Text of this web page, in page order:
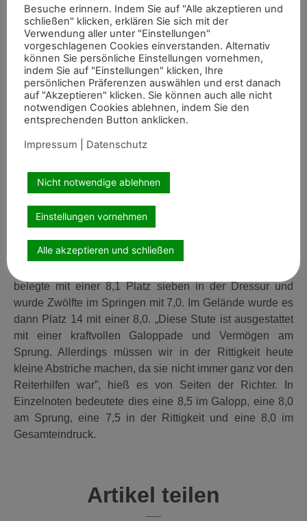
entschieden sie die heutige Teilprüfung phänomenal für
sich. „Wir sahen ein Pferd in stetig guter Balance,
rhythmisch galoppierend und gleichmäßig springend”,
resümierten die Richter und vergaben jeweils eine 9,0 für
den Galopp, die Qualität am Sprung und den
Gesamteindruck. „Die Rittigkeit hat uns sogar noch
besser gefallen”, hieß es, und die Teilnote hier lautete
9,5.
Ben Leuwer und Charissima RH. (Foto: Vortmann)
Und auch Ben Leuwer reihte sich in die
Gesamtplatzierung ein: Im Sattel von Charissima RH
startende Reiter mit 34 Punkten auf Rang 13. Die von
belegte mit einer 8,1 Platz sieben in der Dressur und
wurde Zwölfte im Springen mit 7,0. Im Gelände wurde es
dann Platz 14 mit einer 8,0. „Diese Stute ist ausgestattet
mit einer kraftvollen Galoppade und Vermögen am
Sprung. Allerdings müssen wir in der Rittigkeit heute
kleine Abstriche machen, da sie nicht immer ganz vor den
Reiterhilfen war”, hieß es von Seiten der Richter. In
Einzelnoten bedeutete dies eine 8,5 im Galopp, eine 8,0
am Sprung, eine 7,5 in der Rittigkeit und eine 8,0 im
Gesamteindruck.
Artikel teilen
Besuche erinnern. Indem Sie auf "Alle akzeptieren und
schließen" klicken, erklären Sie sich mit der
Verwendung aller unter "Einstellungen"
vorgeschlagenen Cookies einverstanden. Alternativ
können Sie persönliche Einstellungen vornehmen,
indem Sie auf "Einstellungen" klicken, Ihre
persönlichen Präferenzen auswählen und erst danach
auf "Akzeptieren" klicken. Sie können auch alle nicht
notwendigen Cookies ablehnen, indem Sie den
entsprechenden Button anklicken.
Impressum
Datenschutz
Nicht notwendige ablehnen
Einstellungen vornehmen
Alle akzeptieren und schließen